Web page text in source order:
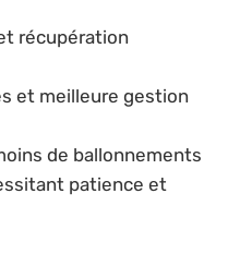
récupération
et meilleure gestion
de ballonnements
patience et